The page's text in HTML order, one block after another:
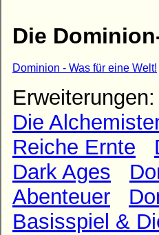
Die
Dominion - Was für eine Welt!
Die
Reiche Ernte
Dark Ages
Abenteuer
Basisspiel &